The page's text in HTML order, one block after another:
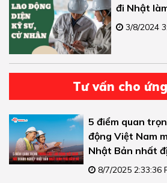
đi Nhật
3/8/2024
Tư vấn cho
5 điểm quan
động Việt Nam
Nhật Bản nhất
8/7/2025 2:33:36